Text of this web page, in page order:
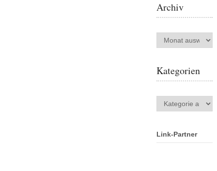
Archiv
Archiv
Kategorien
Kategorien
Link-Partner